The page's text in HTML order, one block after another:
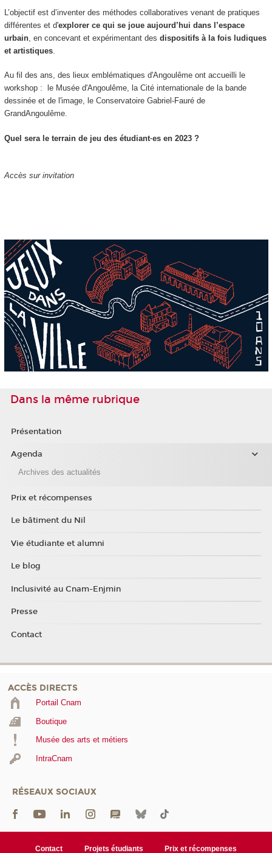
L’objectif est d’inventer des méthodes collaboratives venant de pratiques
différentes et d'explorer ce qui se joue aujourd’hui dans l’espace
urbain, en concevant et expérimentant des dispositifs à la fois ludiques
et artistiques.
Au fil des ans, des lieux emblématiques d'Angoulême ont accueilli le
workshop : le Musée d'Angoulême, la Cité internationale de la bande
dessinée et de l'image, le Conservatoire Gabriel-Fauré de
GrandAngoulême.
Quel sera le terrain de jeu des étudiant·es en 2023 ?
Accès sur invitation
Dans la même rubrique
Présentation
Agenda
Archives des actualités
Prix et récompenses
Le bâtiment du Nil
Vie étudiante et alumni
Le blog
Inclusivité au Cnam-Enjmin
Presse
Contact
ACCÈS DIRECTS
Portail Cnam
Boutique
Musée des arts et métiers
IntraCnam
RÉSEAUX SOCIAUX
Contact Projets étudiants Prix et récompenses